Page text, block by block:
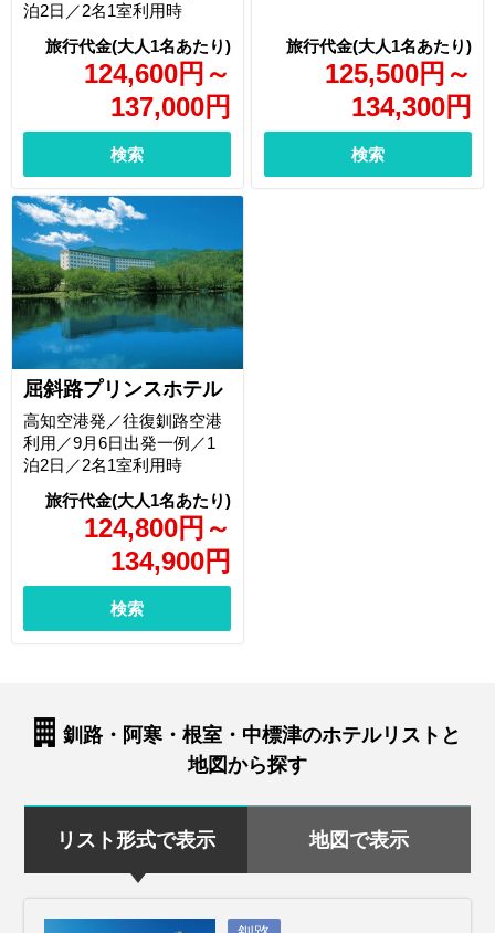
124,600円 ～
137,000円
泊2日／2名1室利用時
検索
125,500円 ～
134,300円
検索
屈斜路プリンスホテル
124,800円 ～
134,900円
高知空港発／往復釧路空港
利用／9月6日出発一例／1
泊2日／2名1室利用時
検索
釧路・阿寒・根室・中標津のホテルリストと
地図から探す
リスト形式で表示 地図で表示